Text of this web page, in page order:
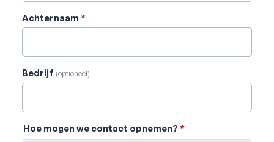
Achternaam *
Bedrijf (optioneel)
Hoe mogen we contact opnemen? *